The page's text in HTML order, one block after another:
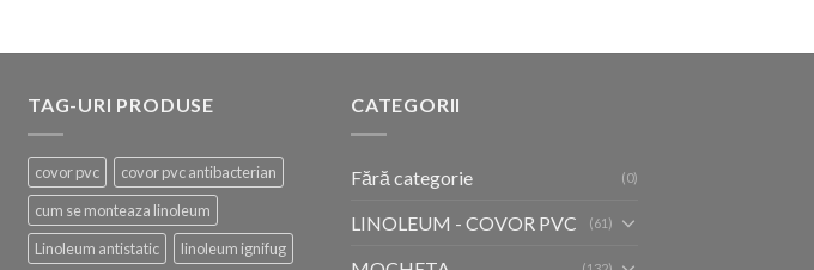
TAG-URI PRODUSE
covor pvc
covor pvc antibacterian
cum se monteaza linoleum
Linoleum antistatic
linoleum ignifug
CATEGORII
Fără categorie (0)
LINOLEUM - COVOR PVC (61)